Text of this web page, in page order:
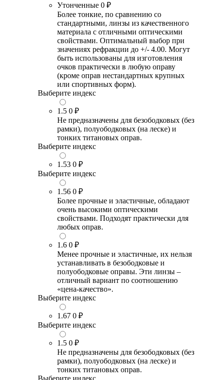
Утонченные 0 ₽
Более тонкие, по сравнению со
стандартными, линзы из качественного
материала с отличными оптическими
свойствами. Оптимальный выбор при
значениях рефракции до +/- 4.00. Могут
быть использованы для изготовления
очков практически в любую оправу
(кроме оправ нестандартных крупных
или спортивных форм).
Выберите индекс
1.5 0 ₽
Не предназначены для безободковых (без
рамки), полуободковых (на леске) и
тонких титановых оправ.
Выберите индекс
1.53 0 ₽
Выберите индекс
1.56 0 ₽
Более прочные и эластичные, обладают
очень высокими оптическими
свойствами. Подходят практически для
любых оправ.
1.6 0 ₽
Менее прочные и эластичные, их нельзя
устанавливать в безободковые и
полуободковые оправы. Эти линзы –
отличный вариант по соотношению
«цена-качество».
Выберите индекс
1.67 0 ₽
Выберите индекс
1.5 0 ₽
Не предназначены для безободковых (без
рамки), полуободковых (на леске) и
тонких титановых оправ.
Выберите индекс